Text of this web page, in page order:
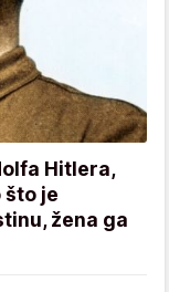
Hitlera,
što je
žena ga